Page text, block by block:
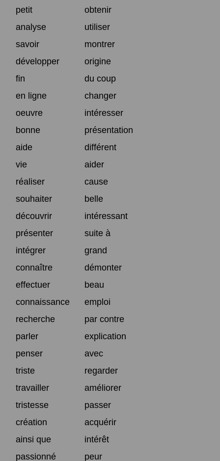
petit
obtenir
analyse
utiliser
savoir
montrer
développer
origine
fin
du coup
en ligne
changer
oeuvre
intéresser
bonne
présentation
aide
différent
vie
aider
réaliser
cause
souhaiter
belle
découvrir
intéressant
présenter
suite à
intégrer
grand
connaître
démonter
effectuer
beau
connaissance
emploi
recherche
par contre
parler
explication
penser
avec
triste
regarder
travailler
améliorer
tristesse
passer
création
acquérir
ainsi que
intérêt
passionné
peur